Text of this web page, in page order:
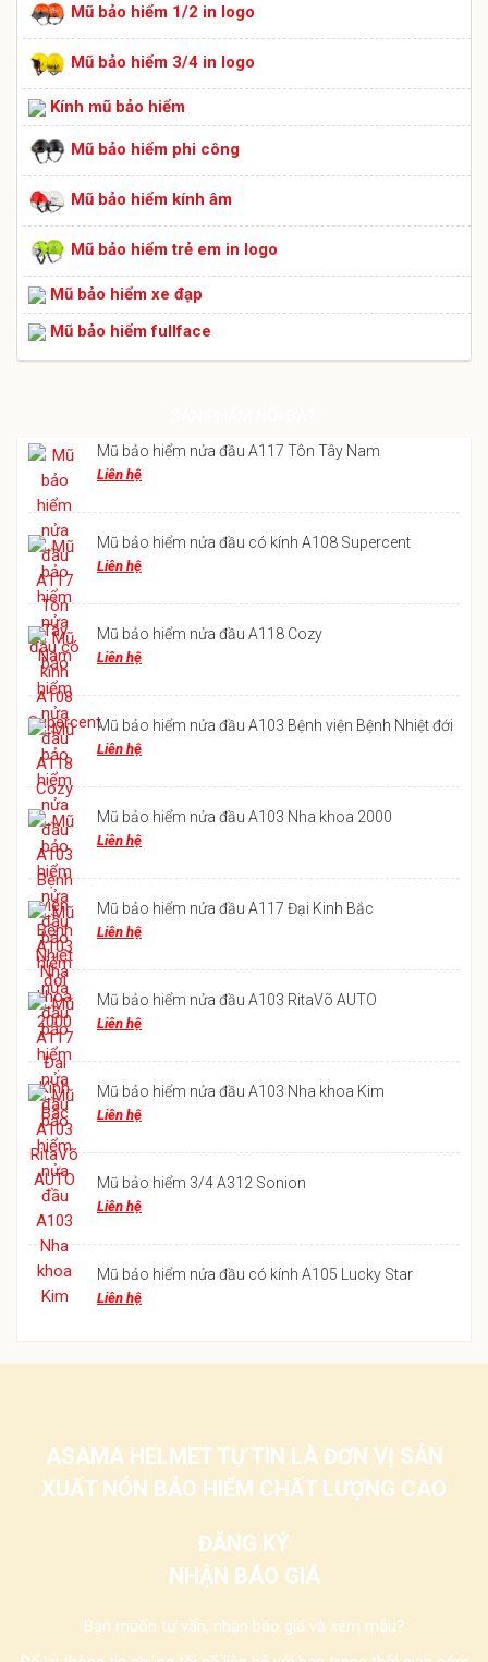
Mũ bảo hiểm 1/2 in logo
Mũ bảo hiểm 3/4 in logo
Kính mũ bảo hiểm
Mũ bảo hiểm phi công
Mũ bảo hiểm kính âm
Mũ bảo hiểm trẻ em in logo
Mũ bảo hiểm xe đạp
Mũ bảo hiểm fullface
Mũ bảo hiểm nửa đầu A117 Tôn Tây Nam
Liên hệ
Mũ bảo hiểm nửa đầu có kính A108 Supercent
Liên hệ
Mũ bảo hiểm nửa đầu A118 Cozy
Liên hệ
Mũ bảo hiểm nửa đầu A103 Bệnh viện Bệnh Nhiệt đới
Liên hệ
Mũ bảo hiểm nửa đầu A103 Nha khoa 2000
Liên hệ
Mũ bảo hiểm nửa đầu A117 Đại Kinh Bắc
Liên hệ
Mũ bảo hiểm nửa đầu A103 RitaVõ AUTO
Liên hệ
Mũ bảo hiểm nửa đầu A103 Nha khoa Kim
Liên hệ
Mũ bảo hiểm 3/4 A312 Sonion
Liên hệ
Mũ bảo hiểm nửa đầu có kính A105 Lucky Star
Liên hệ
ASAMA HELMET TỰ TIN LÀ ĐƠN VỊ SẢN
XUẤT NÓN BẢO HIỂM CHẤT LƯỢNG CAO
ĐĂNG KÝ
NHẬN BÁO GIÁ
Bạn muốn tư vấn, nhận báo giá và xem mẫu?